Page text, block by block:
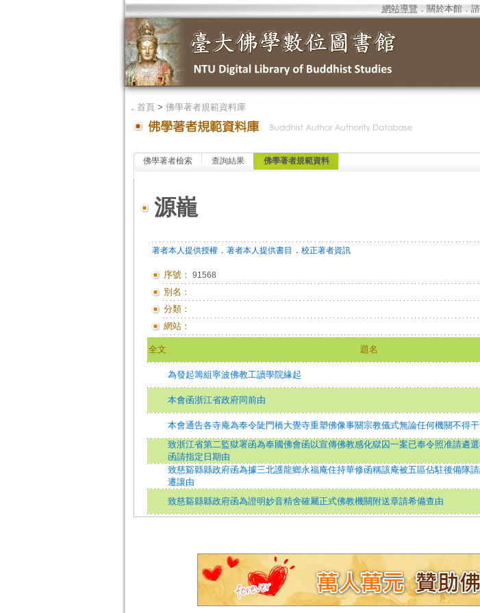
網站導覽 ． 關於本館．
． 首頁> 佛學著者規範資料庫
佛學著者檢索 查詢結果 佛學著者規範資料
源巃
著者本人提供授權． 著者本人提供書目 ． 校正著者資訊
序號： 91568
別名：
分類：
網站：
全文 題名
為發起籌組寧波佛教工讀學院緣起
本會函浙江省政府同前由
本會通告各寺庵為奉令陡門橋大覺寺重塑佛像事關宗教儀式無論任何機關不得
致浙江省第二監獄署函為奉國佛會函以宣傳佛教感化獄囚一案已奉令照准請遴
函請指定日期由
致慈谿縣縣政府函為據三北護龍鄉永福庵住持華修函稱該庵被五區佔駐後備隊
遷讓由
致慈谿縣縣政府函為證明妙音精舍確屬正式佛教機關附送章請希備查由